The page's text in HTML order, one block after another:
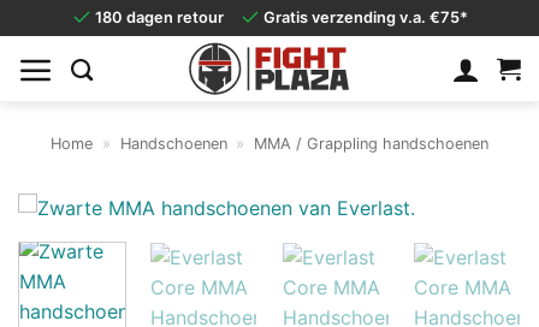
naar
inhoud
180 dagen retour Gratis verzending v.a. €75*
Home » Handschoenen » MMA / Grappling handschoenen